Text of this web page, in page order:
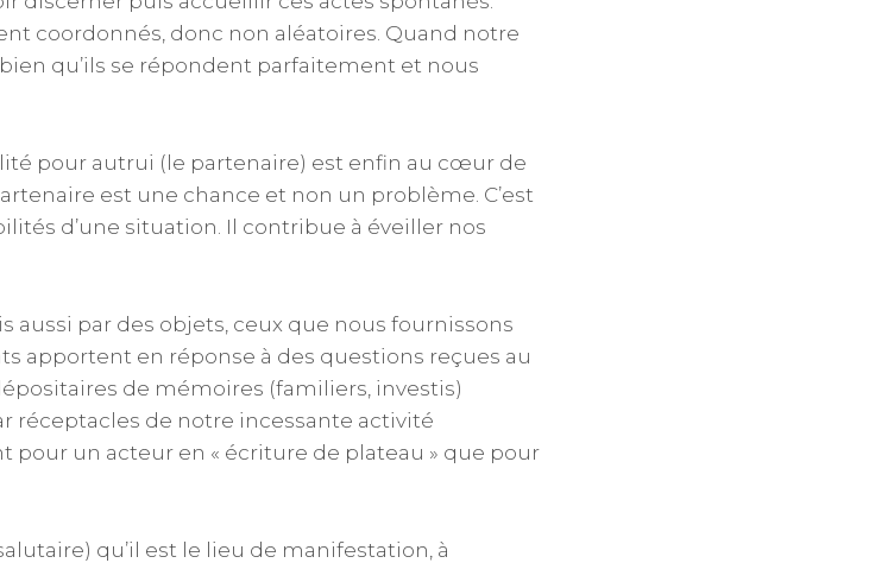
coordonnés, donc non aléatoires. Quand notre
qu’ils se répondent parfaitement et nous
pour autrui (le partenaire) est enfin au cœur de
est une chance et non un problème. C’est
d’une situation. Il contribue à éveiller nos
aussi par des objets, ceux que nous fournissons
apportent en réponse à des questions reçues au
de mémoires (familiers, investis)
réceptacles de notre incessante activité
pour un acteur en « écriture de plateau » que pour
qu’il est le lieu de manifestation, à